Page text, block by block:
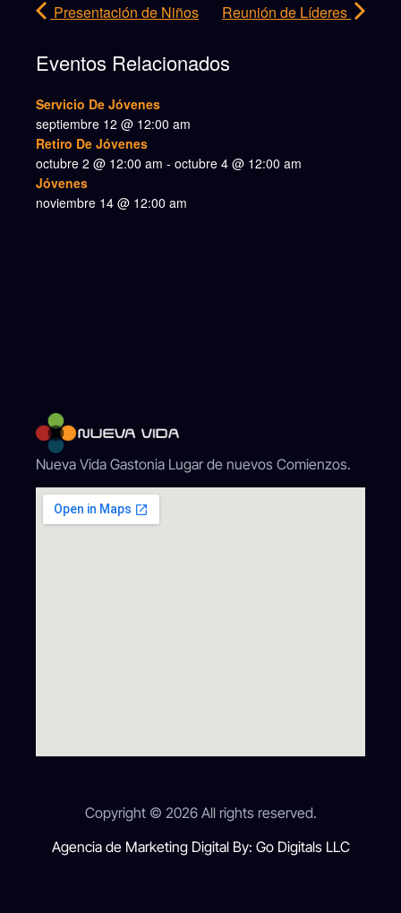
Presentación de Niños Reunión de Líderes
Eventos Relacionados
Servicio De Jóvenes
septiembre 12 @ 12:00 am
Retiro De Jóvenes
octubre 2 @ 12:00 am - octubre 4 @ 12:00 am
Jóvenes
noviembre 14 @ 12:00 am
Nueva Vida Gastonia Lugar de nuevos Comienzos.
Copyright © 2026 All rights reserved.
Agencia de Marketing Digital By: Go Digitals LLC